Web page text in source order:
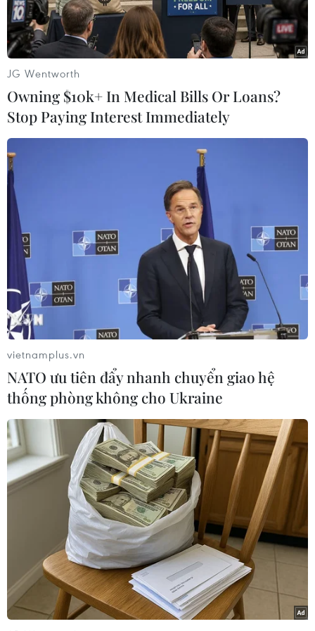
Học sinh chuẩn bị thi khảo sát năng lực vào lớp 6 Trường THPT
chuyên Trần Đại Nghĩa, quận 1, năm học 2023-2024. (Nguồn:
báo Sài Gòn giải phóng)
Với yêu cầu cao hơn về cơ sở vật chất, đội ngũ,
chất lượng giáo dục nổi trội, các trường chất
lượng cao, theo mô hình tiên tiến hội nhập quốc
tế là nơi nhiều phụ huynh mong muốn cho con
theo học.
Số lượng trường, chỉ tiêu tuyển sinh không
nhiều, các trường chất lượng cao này đối mặt
với nhiều áp lực trong công tác tuyển sinh đầu
cấp hằng năm. Để tuyển sinh vào lớp 6, bên
cạnh xét kết quả học tập các môn học, các
trường tiên tiến thường xét thêm một số tiêu chí
khác như chứng chỉ tiếng Anh, Tin học và các
thành tích khác của học sinh.
Trước đây, tại Thành phố Hồ Chí Minh chỉ duy
nhất Trường Trung học Phổ thông Chuyên Trần
Đại Nghĩa được thực hiện bài khảo sát năng lực
để tuyển sinh vào lớp 6, các trường còn lại thực
JG Wentworth
Owning $10k+ In Medical Bills Or Loans?
Stop Paying Interest Immediately
vietnamplus.vn
NATO ưu tiên đẩy nhanh chuyển giao hệ
thống phòng không cho Ukraine